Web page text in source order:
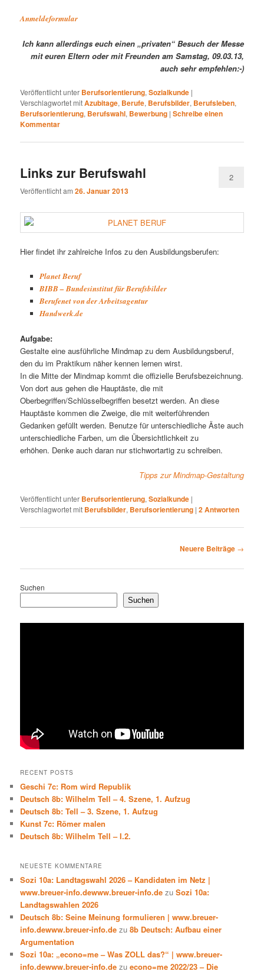
Anmeldeformular
Ich kann allerdings euch einen „privaten“ Besuch der Messe
mit euren Eltern oder mit Freunden am Samstag, 09.03.13,
auch sehr empfehlen:-)
Veröffentlicht unter Berufsorientierung,Sozialkunde |
Verschlagwortet mitAzubitage, Berufe, Berufsbilder, Berufsleben,
Berufsorientierung, Berufswahl, Bewerbung |Schreibe einen
Kommentar
Links zur Berufswahl
Veröffentlicht am26. Januar 2013
2
Hier findet ihr zahlreiche Infos zu den Ausbildungsberufen:
Planet Beruf
BIBB – Bundesinstitut für Berufsbilder
Berufenet von der Arbeitsagentur
Handwerk.de
Aufgabe:
Gestalte eine ausführliche Mindmap zu dem Ausbildungsberuf,
den du im Praktikum näher kennen lernen wirst.
In die Mitte der Mindmap kommt die offizielle Berufsbezeichnung.
Von dort aus gehen die Hauptäste, die mit
Oberbegriffen/Schlüsselbegriffen besetzt werden. An diese
Hauptäste kommen die Zweige, die mit weiterführenden
Gedanken gefüllt werden. Benutze für unterschiedliche Äste auch
unterschiedliche Farben, um die Übersichtlichkeit zu
erhöhen. Denke auch daran nur stichwortartig zu schreiben.
Tipps zur Mindmap-Gestaltung
Veröffentlicht unter Berufsorientierung,Sozialkunde |
Verschlagwortet mit Berufsbilder, Berufsorientierung |2Antworten
Neuere Beiträge →
Suchen
Suchen
RECENT POSTS
Geschi 7c: Rom wird Republik
Deutsch 8b: Wilhelm Tell – 4. Szene, 1. Aufzug
Deutsch 8b: Tell – 3. Szene, 1. Aufzug
Kunst 7c: Römer malen
Deutsch 8b: Wilhelm Tell – I.2.
NEUESTE KOMMENTARE
Sozi 10a: Landtagswahl 2026 – Kandidaten im Netz |
www.breuer-info.dewww.breuer-info.de zuSozi 10a:
Landtagswahlen 2026
Deutsch 8b: Seine Meinung formulieren | www.breuer-
info.dewww.breuer-info.de zu8b Deutsch: Aufbau einer
Argumentation
Sozi 10a: „econo=me – Was ZOLL das?“ | www.breuer-
info.dewww.breuer-info.de zuecono=me 2022/23 – Die